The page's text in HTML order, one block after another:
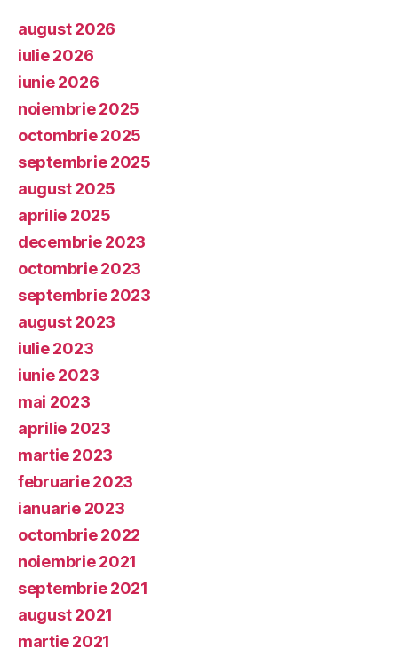
august 2026
iulie 2026
iunie 2026
noiembrie 2025
octombrie 2025
septembrie 2025
august 2025
aprilie 2025
decembrie 2023
octombrie 2023
septembrie 2023
august 2023
iulie 2023
iunie 2023
mai 2023
aprilie 2023
martie 2023
februarie 2023
ianuarie 2023
octombrie 2022
noiembrie 2021
septembrie 2021
august 2021
martie 2021